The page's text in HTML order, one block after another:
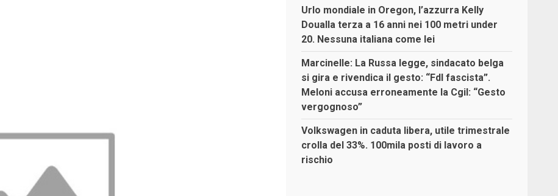
Urlo mondiale in Oregon, l’azzurra Kelly
Doualla terza a 16 anni nei 100 metri under
20. Nessuna italiana come lei
Marcinelle: La Russa legge, sindacato belga
si gira e rivendica il gesto: “FdI fascista”.
Meloni accusa erroneamente la Cgil: “Gesto
vergognoso”
Volkswagen in caduta libera, utile trimestrale
crolla del 33%. 100mila posti di lavoro a
rischio